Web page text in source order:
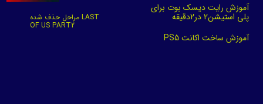
آموزش رایت دیسک بوت برای
پلی استیشن2 در2دقیقه
آموزش ساخت اکانت PS5
مراحل حذف شده LAST
OF US PART2